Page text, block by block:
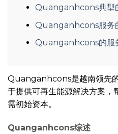
Quanganhcons典型
Quanganhcons服务
Quanganhcons的服
Quanganhcons是越南领先
于提供可再生能源解决方案，
需初始资本。
Quanganhcons综述